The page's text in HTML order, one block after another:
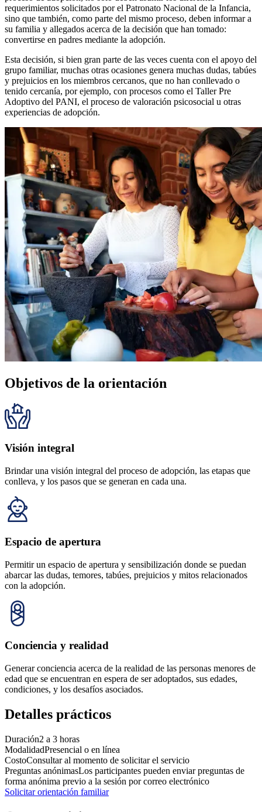
requerimientos solicitados por el Patronato Nacional de la Infancia,
sino que también, como parte del mismo proceso, deben informar a
su familia y allegados acerca de la decisión que han tomado:
convertirse en padres mediante la adopción.
Esta decisión, si bien gran parte de las veces cuenta con el apoyo del
grupo familiar, muchas otras ocasiones genera muchas dudas, tabúes
y prejuicios en los miembros cercanos, que no han conllevado o
tenido cercanía, por ejemplo, con procesos como el Taller Pre
Adoptivo del PANI, el proceso de valoración psicosocial u otras
experiencias de adopción.
Objetivos de la orientación
Visión integral
Brindar una visión integral del proceso de adopción, las etapas que
conlleva, y los pasos que se generan en cada una.
Espacio de apertura
Permitir un espacio de apertura y sensibilización donde se puedan
abarcar las dudas, temores, tabúes, prejuicios y mitos relacionados
con la adopción.
Conciencia y realidad
Generar conciencia acerca de la realidad de las personas menores de
edad que se encuentran en espera de ser adoptados, sus edades,
condiciones, y los desafíos asociados.
Detalles prácticos
Duración2 a 3 horas
ModalidadPresencial o en línea
CostoConsultar al momento de solicitar el servicio
Preguntas anónimasLos participantes pueden enviar preguntas de
forma anónima previo a la sesión por correo electrónico
Solicitar orientación familiar